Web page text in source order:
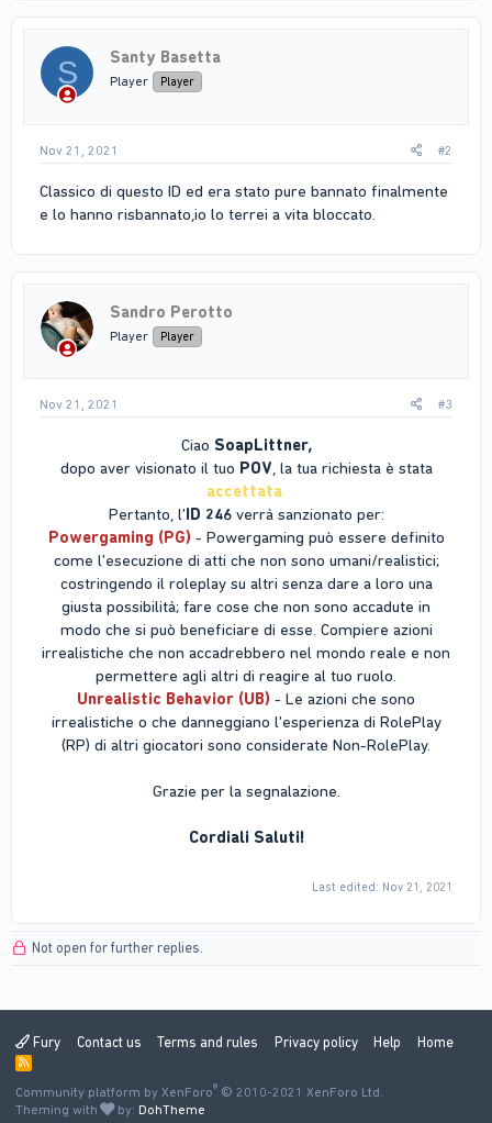
S Santy Basetta
Player Player
Nov 21, 2021 #2
Classico di questo ID ed era stato pure bannato finalmente
e lo hanno risbannato,io lo terrei a vita bloccato.
Sandro Perotto
Player Player
Nov 21, 2021 #3
Ciao SoapLittner,
dopo aver visionato il tuo POV, la tua richiesta è stata
accettata.
Pertanto, l'ID 246verrà sanzionato per:
Powergaming (PG) - Powergaming può essere definito
come l'esecuzione di atti che non sono umani/realistici;
costringendo il roleplay su altri senza dare a loro una
giusta possibilità; fare cose che non sono accadute in
modo che si può beneficiare di esse. Compiere azioni
irrealistiche che non accadrebbero nel mondo reale e non
permettere agli altri di reagire al tuo ruolo.
Unrealistic Behavior (UB) - Le azioni che sono
irrealistiche o che danneggiano l'esperienza di RolePlay
(RP) di altri giocatori sono considerate Non-RolePlay.
Grazie per la segnalazione.
Cordiali Saluti!
Last edited: Nov 21, 2021
Not open for further replies.
Fury Contact us Terms and rules Privacy policy Help Home
R
S
S
Community platform by XenForo® © 2010-2021 XenForo Ltd.
Theming with
by: DohTheme